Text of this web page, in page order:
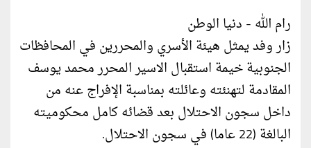
رام الله - دنيا الوطن
زار وفد يمثل هيئة الأسري والمحررين في المحافظات
الجنوبية خيمة استقبال الاسير المحرر محمد يوسف
المقادمة لتهنئته وعائلته بمناسبة الإفراج عنه من
داخل سجون الاحتلال بعد قضائه كامل محكوميته
البالغة (22 عاما) في سجون الاحتلال.